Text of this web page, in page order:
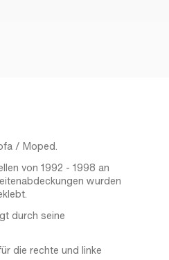
/ Moped.
von 1992 - 1998 an
wurden
durch seine
die rechte und linke